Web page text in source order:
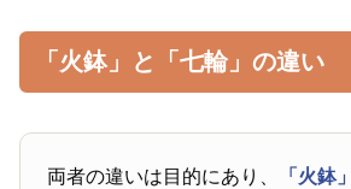
「火鉢」と「七輪」の違い
両者の違いは目的にあり、 「火鉢」